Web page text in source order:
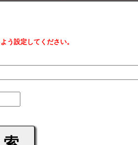
設定してください。